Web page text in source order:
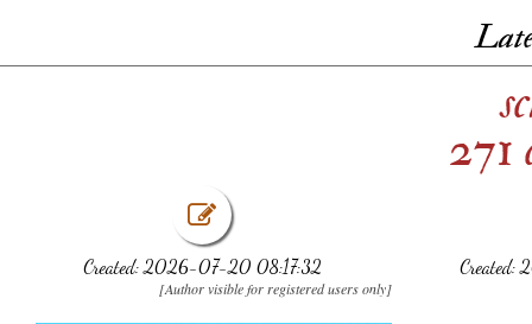
271
Created: 2026-07-20 08:17:32
[Author visible for registered users only]